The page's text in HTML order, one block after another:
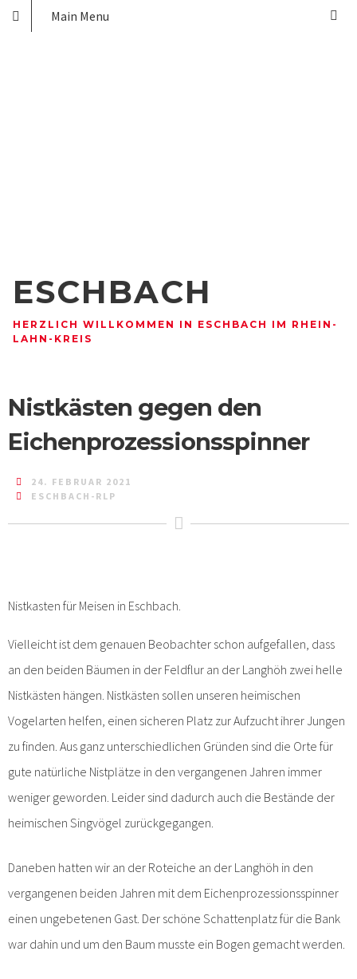
ESCHBACH
HERZLICH WILLKOMMEN IN ESCHBACH IM RHEIN-
LAHN-KREIS
Main Menu
Nistkästen gegen den
Eichenprozessionsspinner
24. FEBRUAR 2021
ESCHBACH-RLP
Nistkasten für Meisen in Eschbach.
Vielleicht ist dem genauen Beobachter schon aufgefallen, dass
an den beiden Bäumen in der Feldflur an der Langhöh zwei helle
Nistkästen hängen. Nistkästen sollen unseren heimischen
Vogelarten helfen, einen sicheren Platz zur Aufzucht ihrer Jungen
zu finden. Aus ganz unterschiedlichen Gründen sind die Orte für
gute natürliche Nistplätze in den vergangenen Jahren immer
weniger geworden. Leider sind dadurch auch die Bestände der
heimischen Singvögel zurückgegangen.
Daneben hatten wir an der Roteiche an der Langhöh in den
vergangenen beiden Jahren mit dem Eichenprozessionsspinner
einen ungebetenen Gast. Der schöne Schattenplatz für die Bank
war dahin und um den Baum musste ein Bogen gemacht werden.